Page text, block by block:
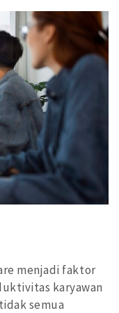
menjadi faktor
karyawan
semua